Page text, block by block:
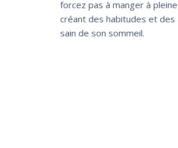
forcez pas à manger à
créant des habitudes et
sain de son sommeil.